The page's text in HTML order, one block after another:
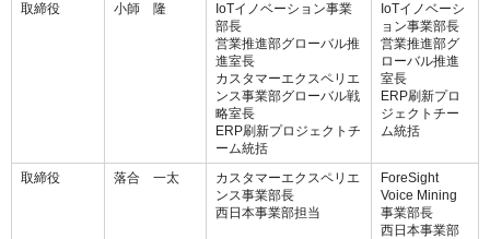
取締役
小師 隆
IoTイノベーション事業
部長
営業推進部グローバル推
進室長
カスタマーエクスペリエ
ンス事業部グローバル戦
略室長
ERP刷新プロジェクトチ
ーム統括
IoTイノベーシ
ョン事業部長
営業推進部グ
ローバル推進
室長
ERP刷新プロ
ジェクトチー
ム統括
取締役 落合 一太
カスタマーエクスペリエ
ンス事業部長
西日本事業部担当
ForeSight
Voice Mining
事業部長
西日本事業部